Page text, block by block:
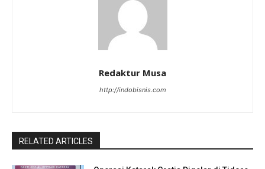
Redaktur Musa
http://indobisnis.com
RELATED ARTICLES